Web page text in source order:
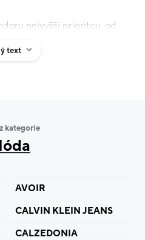
nejvyšší prioritou, od
a do roku 2030 sníží emise
personalizovaný dárek
Gravírování připravíme na
text
kategorie
AVOIR
CALVIN KLEIN JEANS
CALZEDONIA